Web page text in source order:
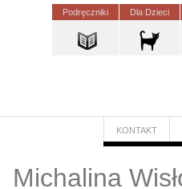
Podręczniki Dla Dzieci
KONTAKT
Michalina